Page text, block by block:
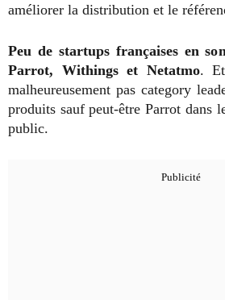
améliorer la distribution et le
Peu de startups françaises en
Parrot, Withings et Netatmo.
malheureusement pas category
produits sauf peut-être Parrot dans
public.